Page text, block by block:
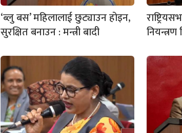
‘ब्लु बस’ महिलालाई छुट्याउन होइन,
सुरक्षित बनाउन : मन्त्री बादी